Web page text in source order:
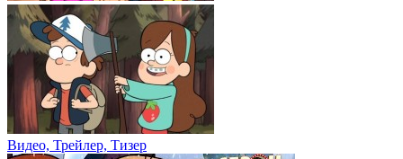
Видео, Трейлер, Тизер